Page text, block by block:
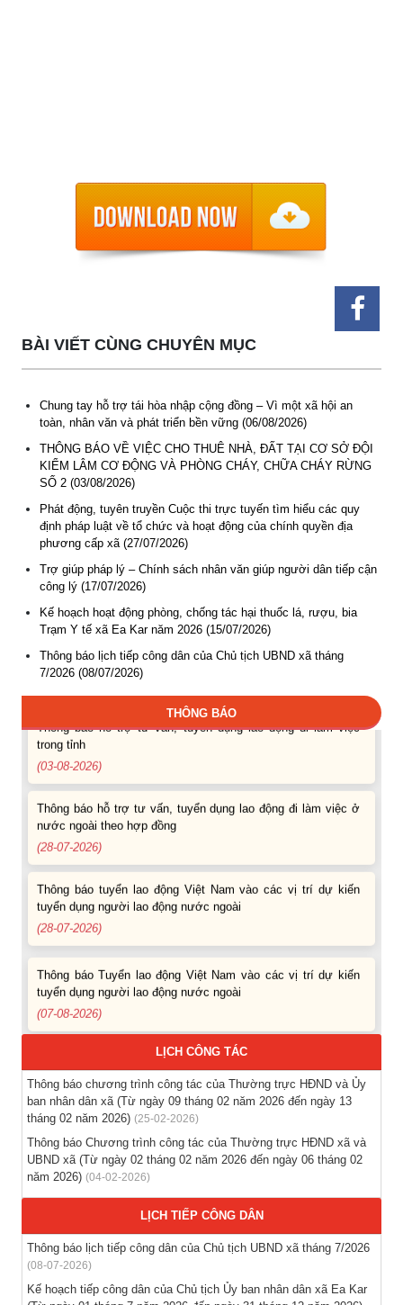
BÀI VIẾT CÙNG CHUYÊN MỤC
Chung tay hỗ trợ tái hòa nhập cộng đồng – Vì một xã hội an
toàn, nhân văn và phát triển bền vững (06/08/2026)
THÔNG BÁO VỀ VIỆC CHO THUÊ NHÀ, ĐẤT TẠI CƠ SỞ ĐỘI
KIỂM LÂM CƠ ĐỘNG VÀ PHÒNG CHÁY, CHỮA CHÁY RỪNG
SỐ 2 (03/08/2026)
Phát động, tuyên truyền Cuộc thi trực tuyến tìm hiểu các quy
định pháp luật về tổ chức và hoạt động của chính quyền địa
phương cấp xã (27/07/2026)
Trợ giúp pháp lý – Chính sách nhân văn giúp người dân tiếp cận
công lý (17/07/2026)
Kế hoạch hoạt động phòng, chống tác hại thuốc lá, rượu, bia
Trạm Y tế xã Ea Kar năm 2026 (15/07/2026)
Thông báo lịch tiếp công dân của Chủ tịch UBND xã tháng
7/2026 (08/07/2026)
THÔNG BÁO
Thông báo Tuyển lao động Việt Nam vào các vị trí dự kiến
tuyển dụng người lao động nước ngoài
(07-08-2026)
Thông báo các khóa đào tạo năm học 2026-2027
(04-08-2026)
Thông báo hỗ trợ tư vấn, tuyển dụng lao động đi làm việc
trong tỉnh
(03-08-2026)
nước ngoài theo hợp đồng
(28-07-2026)
tuyển dụng người lao động nước ngoài
(28-07-2026)
tuyển dụng người lao động nước ngoài
(07-08-2026)
Thông báo các khóa đào tạo năm học 2026-2027
Thông báo hỗ trợ tư vấn, tuyển dụng lao động đi làm việc
trong tỉnh
(03-08-2026)
Thông báo tuyển lao động Việt Nam vào các vị trí dự kiến
tuyển dụng người lao động nước ngoài
LỊCH CÔNG TÁC
Thông báo chương trình công tác của Thường trực HĐND và Ủy
ban nhân dân xã (Từ ngày 09 tháng 02 năm 2026 đến ngày 13
tháng 02 năm 2026) (25-02-2026)
Thông báo Chương trình công tác của Thường trực HĐND xã và
UBND xã (Từ ngày 02 tháng 02 năm 2026 đến ngày 06 tháng 02
năm 2026) (04-02-2026)
LỊCH TIẾP CÔNG DÂN
Thông báo lịch tiếp công dân của Chủ tịch UBND xã tháng 7/2026
(08-07-2026)
Kế hoạch tiếp công dân của Chủ tịch Ủy ban nhân dân xã Ea Kar